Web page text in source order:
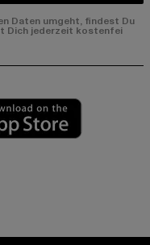
Daten umgeht, findest Du
Dich jederzeit kostenfei